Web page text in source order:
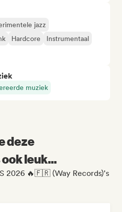
jazz
Hardcore
Instrumentaal
muziek
deze
leuk...
2026 🔥🇫🇷 (Way Records)'s